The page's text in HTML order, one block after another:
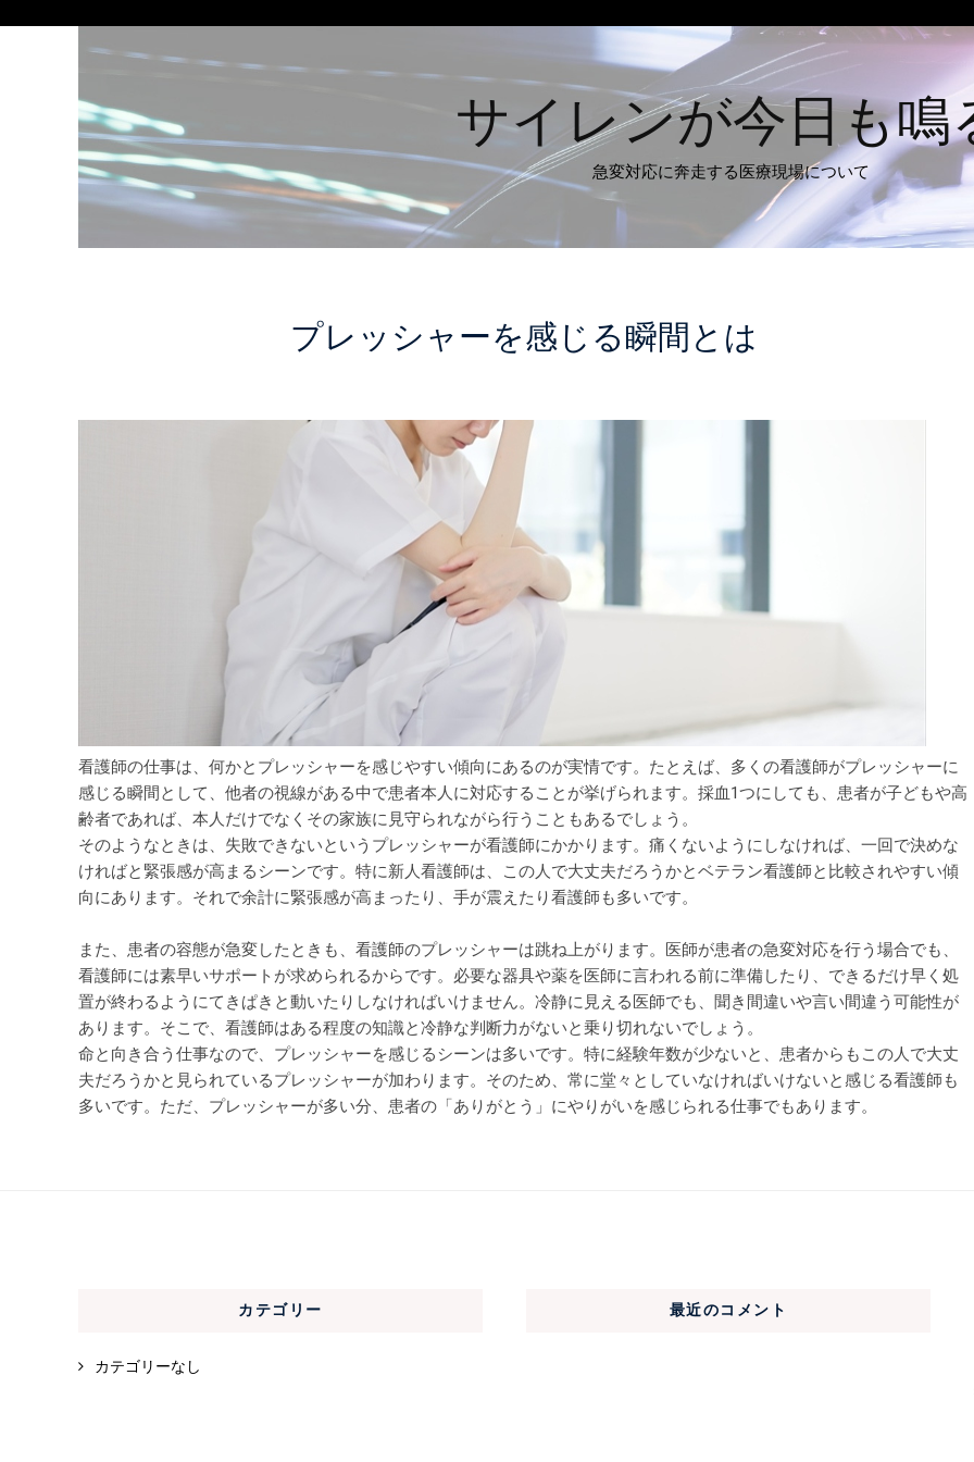
サイレンが今日も鳴
急変対応に奔走する医療現場について
プレッシャーを感じる瞬間とは
看護師の仕事は、何かとプレッシャーを感じやすい傾向にあるのが実情です。たとえば、多くの看護師がプレッシャーに
感じる瞬間として、他者の視線がある中で患者本人に対応することが挙げられます。採血1つにしても、患者が子どもや高
齢者であれば、本人だけでなくその家族に見守られながら行うこともあるでしょう。
そのようなときは、失敗できないというプレッシャーが看護師にかかります。痛くないようにしなければ、一回で決めな
ければと緊張感が高まるシーンです。特に新人看護師は、この人で大丈夫だろうかとベテラン看護師と比較されやすい傾
向にあります。それで余計に緊張感が高まったり、手が震えたり看護師も多いです。
また、患者の容態が急変したときも、看護師のプレッシャーは跳ね上がります。医師が患者の急変対応を行う場合でも、
看護師には素早いサポートが求められるからです。必要な器具や薬を医師に言われる前に準備したり、できるだけ早く処
置が終わるようにてきぱきと動いたりしなければいけません。冷静に見える医師でも、聞き間違いや言い間違う可能性が
あります。そこで、看護師はある程度の知識と冷静な判断力がないと乗り切れないでしょう。
命と向き合う仕事なので、プレッシャーを感じるシーンは多いです。特に経験年数が少ないと、患者からもこの人で大丈
夫だろうかと見られているプレッシャーが加わります。そのため、常に堂々としていなければいけないと感じる看護師も
多いです。ただ、プレッシャーが多い分、患者の「ありがとう」にやりがいを感じられる仕事でもあります。
カテゴリー
カテゴリーなし
最近のコメント